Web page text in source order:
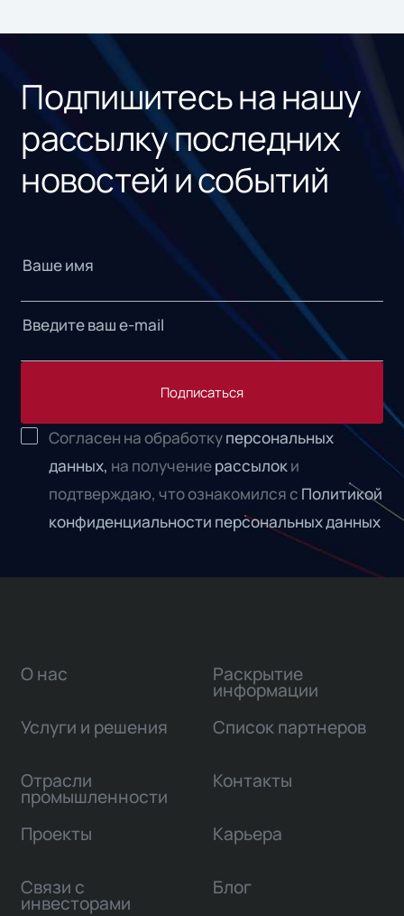
Подпишитесь на нашу
рассылку последних
новостей и событий
Подписаться
Согласен на обработкуперсональных
данных, на получениерассылоки
подтверждаю, что ознакомился с Политикой
конфиденциальности персональных данных
О нас
Услуги и решения
Отрасли
промышленности
Проекты
Связи с
инвесторами
Раскрытие
информации
Список партнеров
Контакты
Карьера
Блог